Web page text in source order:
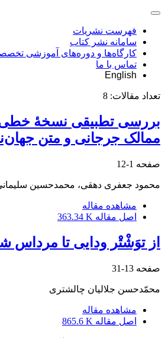
فهرست نشریات
سامانه نشر کتاب
کارگاه‌ها و دوره‌های آموزشی
تماس با ما
English
تعداد مقالات: 8
بررسی تطبیقی نسخۀ
ممالک جرجانی و متن
صفحه 1-12
محمود جعفری دهقی، محمدحسین
مشاهده مقاله
اصل مقاله 363.34 K
از توَشْتْر ودایی تا مرداس
صفحه 13-31
محمّدحسن جلالیان چالشتری
مشاهده مقاله
اصل مقاله 865.6 K